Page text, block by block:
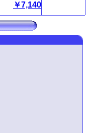
￥7,140